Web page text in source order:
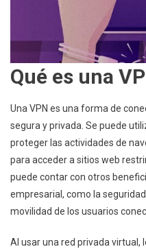
Qué es una
Una VPN es una forma de
segura y privada. Se puede
proteger las actividades de
para acceder a sitios web
puede contar con otros
empresarial, como la
movilidad de los usuarios
Al usar una red privada virtual,